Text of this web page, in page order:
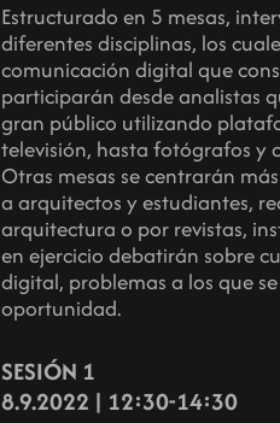
Estructurado en 5 mesas,
diferentes disciplinas, los
comunicación digital que
participarán desde analistas
gran público utilizando
televisión, hasta fotógrafos y
Otras mesas se centrarán
a arquitectos y estudiantes,
arquitectura o por revistas,
en ejercicio debatirán sobre
digital, problemas a los que
oportunidad.
SESIÓN 1
8.9.2022 | 12:30-14:30